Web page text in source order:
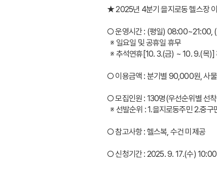
★ 2025년 4분기 을지로동 헬스장
○ 운영시간 : (평일) 08:00~21:00,
  ※ 일요일 및 공휴일 휴무
※ 추석연휴[10. 3.(금) ~ 10. 9.(목
○ 이용금액 : 분기별 90,000원, 사
○ 모집인원 : 130명(우선순위별 선
※ 선발순위 : 1.을지로동주민 2.중
○ 참고사항 : 헬스복, 수건 미제공
○ 신청기간 : 2025. 9. 17.(수)